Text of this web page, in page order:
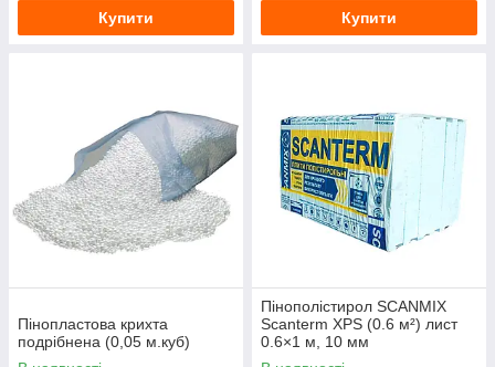
Купити Купити
Пінопластова крихта
подрібнена (0,05 м.куб)
Пінополістирол SCANMIX
Scanterm XPS (0.6 м²) лист
0.6×1 м, 10 мм